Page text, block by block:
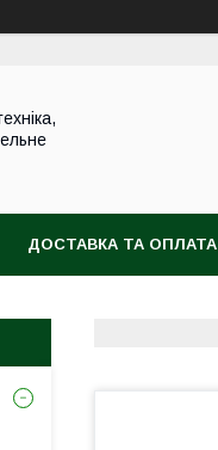
ДОСТАВКА ТА ОПЛАТА